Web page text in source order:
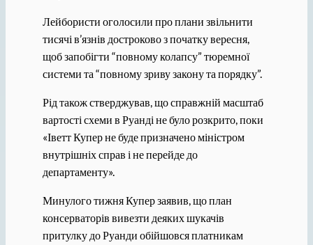
Лейбористи оголосили про плани звільнити
тисячі в’язнів достроково з початку вересня,
щоб запобігти “повному колапсу” тюремної
системи та “повному зриву закону та порядку”.
Рід також стверджував, що справжній масштаб
вартості схеми в Руанді не було розкрито, поки
«Іветт Купер не буде призначено міністром
внутрішніх справ і не перейде до
департаменту».
Минулого тижня Купер заявив, що план
консерваторів вивезти деяких шукачів
притулку до Руанди обійшовся платникам